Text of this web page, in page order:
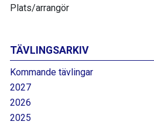
TÄVLINGSARKIV
Kommande tävlingar
2027
2026
2025
Plats/arrangör